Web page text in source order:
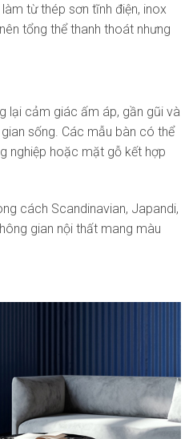
từ thép sơn tĩnh điện, inox
tổng thể thanh thoát nhưng
lại cảm giác ấm áp, gần gũi và
sống. Các mẫu bàn có thể
nghiệp hoặc mặt gỗ kết hợp
cách Scandinavian, Japandi,
gian nội thất mang màu